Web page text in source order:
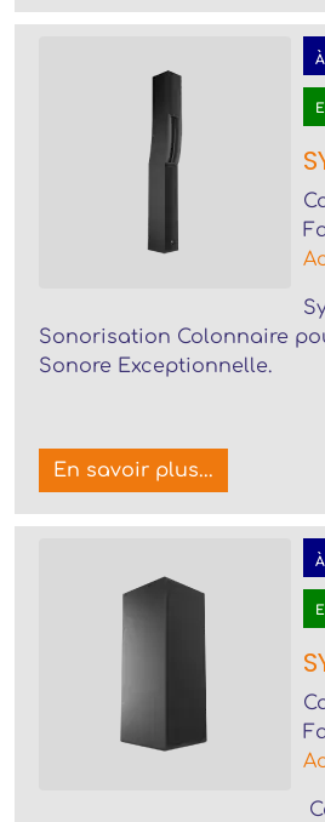
Sonorisation Colonnaire
Sonore Exceptionnelle.
En savoir plus...